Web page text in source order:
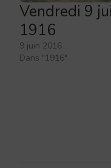
Vendredi 9
1916
9 juin 2016
Dans "1916"